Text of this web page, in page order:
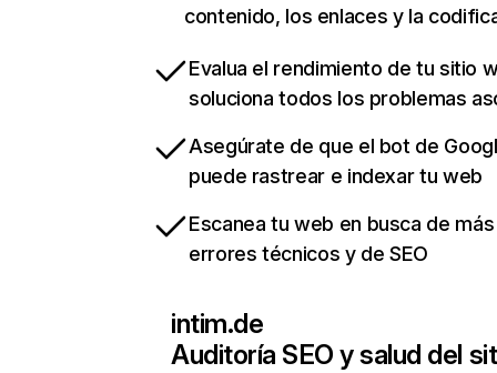
contenido, los enlaces y la
Evalua el rendimiento de tu sitio
soluciona todos los problemas
Asegúrate de que el bot de
puede rastrear e indexar tu web
Escanea tu web en busca de
errores técnicos y de SEO
intim.de
Auditoría SEO y salud del